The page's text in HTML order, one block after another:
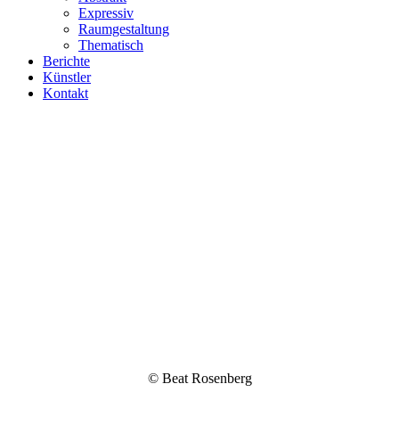
Expressiv
Raumgestaltung
Thematisch
Berichte
Künstler
Kontakt
© Beat Rosenberg